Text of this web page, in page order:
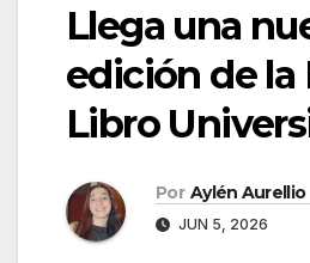
Llega una
edición de la
Libro
Por Aylén Aurellio
JUN 5, 2026